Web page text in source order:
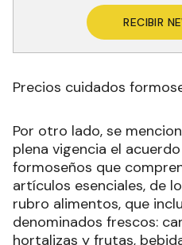
RECIBIR
Precios cuidados
Por otro lado, se
plena vigencia el
formoseños que
artículos esenciales, de
rubro alimentos, que
denominados frescos:
hortalizas y frutas,